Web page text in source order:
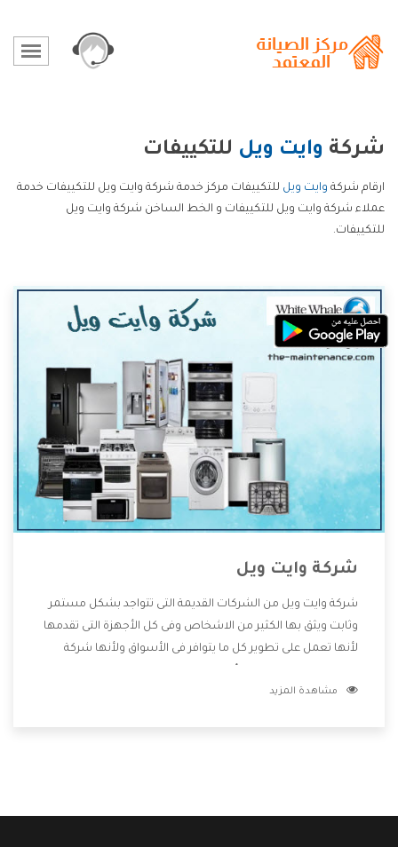
شركة وايت ويل للتكييفات
ارقام شركة وايت ويل للتكييفات مركز خدمة شركة وايت ويل للتكييفات خدمة
عملاء شركة وايت ويل للتكييفات و الخط الساخن شركة وايت ويل
للتكييفات.
شركة وايت ويل
شركة وايت ويل من الشركات القديمة التى تتواجد بشكل مستمر
وثابت ويثق بها الكثير من الاشخاص وفى كل الأجهزة التى تقدمها
لأنها تعمل على تطوير كل ما يتوافر فى الأسواق ولأنها شركة
وتقدم للعملاء أقوى العروض والخصومات التى تسهل على
مشاهدة المزيد